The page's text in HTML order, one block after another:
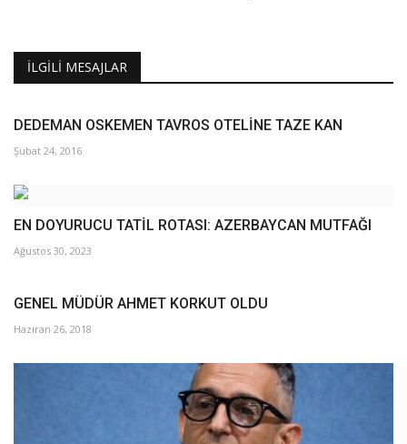
Galeri
İLGILI MESAJLAR
DEDEMAN OSKEMEN TAVROS OTELİNE TAZE KAN
Şubat 24, 2016
EN DOYURUCU TATİL ROTASI: AZERBAYCAN MUTFAĞI
Ağustos 30, 2023
GENEL MÜDÜR AHMET KORKUT OLDU
Haziran 26, 2018